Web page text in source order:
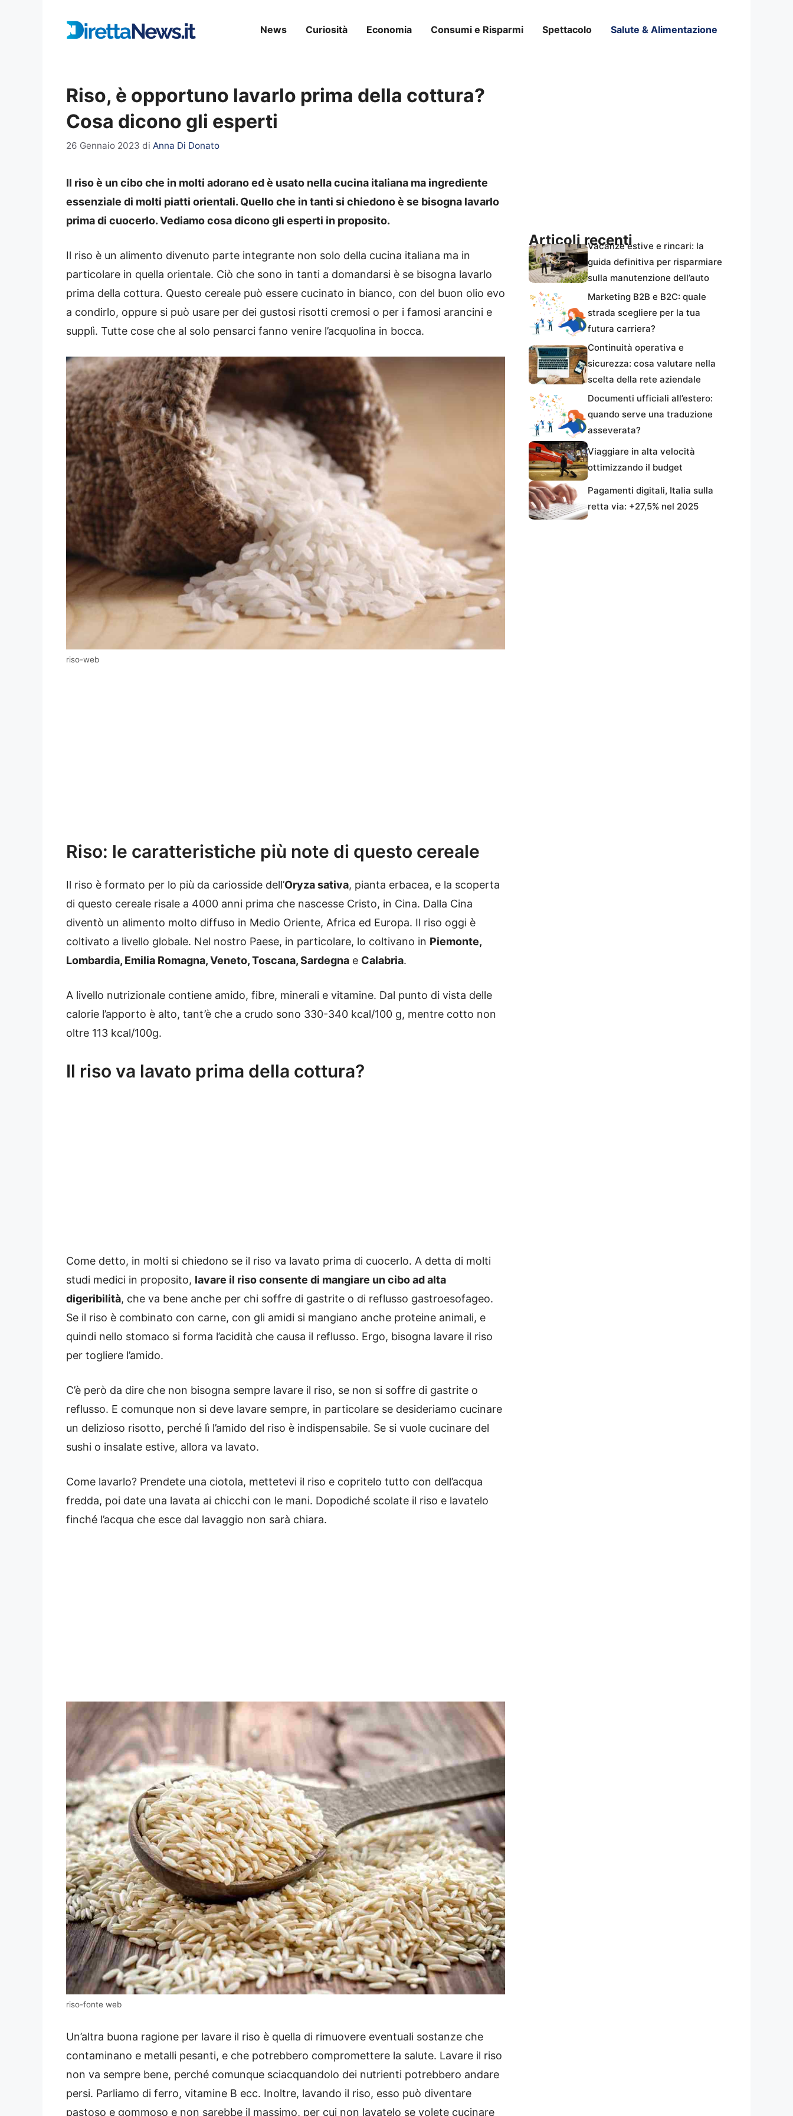
News Curiosità Economia Consumi e Risparmi Spettacolo Salute & Alimentazione
Riso, è opportuno lavarlo prima della cottura?
Cosa dicono gli esperti
26 Gennaio 2023 di Anna Di Donato
Il riso è un cibo che in molti adorano ed è usato nella cucina italiana ma ingrediente
essenziale di molti piatti orientali. Quello che in tanti si chiedono è se bisogna lavarlo
prima di cuocerlo. Vediamo cosa dicono gli esperti in proposito.
Il riso è un alimento divenuto parte integrante non solo della cucina italiana ma in
particolare in quella orientale. Ciò che sono in tanti a domandarsi è se bisogna lavarlo
prima della cottura. Questo cereale può essere cucinato in bianco, con del buon olio evo
a condirlo, oppure si può usare per dei gustosi risotti cremosi o per i famosi arancini e
supplì. Tutte cose che al solo pensarci fanno venire l’acquolina in bocca.
riso-web
Riso: le caratteristiche più note di questo cereale
Il riso è formato per lo più da cariosside dell’Oryza sativa, pianta erbacea, e la scoperta
di questo cereale risale a 4000 anni prima che nascesse Cristo, in Cina. Dalla Cina
diventò un alimento molto diffuso in Medio Oriente, Africa ed Europa. Il riso oggi è
coltivato a livello globale. Nel nostro Paese, in particolare, lo coltivano in Piemonte,
Lombardia, Emilia Romagna, Veneto, Toscana, Sardegna e Calabria.
A livello nutrizionale contiene amido, fibre, minerali e vitamine. Dal punto di vista delle
calorie l’apporto è alto, tant’è che a crudo sono 330-340 kcal/100 g, mentre cotto non
oltre 113 kcal/100g.
Il riso va lavato prima della cottura?
Come detto, in molti si chiedono se il riso va lavato prima di cuocerlo. A detta di molti
studi medici in proposito, lavare il riso consente di mangiare un cibo ad alta
digeribilità, che va bene anche per chi soffre di gastrite o di reflusso gastroesofageo.
Se il riso è combinato con carne, con gli amidi si mangiano anche proteine animali, e
quindi nello stomaco si forma l’acidità che causa il reflusso. Ergo, bisogna lavare il riso
per togliere l’amido.
C’è però da dire che non bisogna sempre lavare il riso, se non si soffre di gastrite o
reflusso. E comunque non si deve lavare sempre, in particolare se desideriamo cucinare
un delizioso risotto, perché lì l’amido del riso è indispensabile. Se si vuole cucinare del
sushi o insalate estive, allora va lavato.
Come lavarlo? Prendete una ciotola, mettetevi il riso e copritelo tutto con dell’acqua
fredda, poi date una lavata ai chicchi con le mani. Dopodiché scolate il riso e lavatelo
finché l’acqua che esce dal lavaggio non sarà chiara.
riso-fonte web
Un’altra buona ragione per lavare il riso è quella di rimuovere eventuali sostanze che
contaminano e metalli pesanti, e che potrebbero compromettere la salute. Lavare il riso
non va sempre bene, perché comunque sciacquandolo dei nutrienti potrebbero andare
persi. Parliamo di ferro, vitamine B ecc. Inoltre, lavando il riso, esso può diventare
pastoso e gommoso e non sarebbe il massimo, per cui non lavatelo se volete cucinare
Articoli recentiVacanze estive e rincari: la
guida definitiva per risparmiare
sulla manutenzione dell’auto
Marketing B2B e B2C: quale
strada scegliere per la tua
futura carriera?
Continuità operativa e
sicurezza: cosa valutare nella
scelta della rete aziendale
Documenti ufficiali all’estero:
quando serve una traduzione
asseverata?
Viaggiare in alta velocità
ottimizzando il budget
Pagamenti digitali, Italia sulla
retta via: +27,5% nel 2025